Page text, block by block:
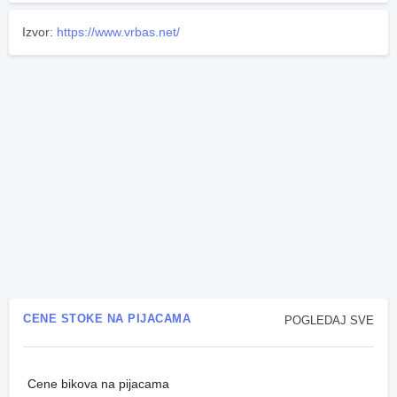
Izvor: https://www.vrbas.net/
POGLEDAJ SVE
CENE STOKE NA PIJACAMA
Cene bikova na pijacama